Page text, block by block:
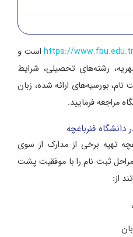
https://www.fbu.edu.trاست و
رشته‌های تحصیلی، شرایط
بورسیه‌های ارائه شده، زبان
مراجعه فرمایید.
دانشگاه فنرباغچه
تهیه برخی از مدارک از سوی
ثبت نام را با موفقیت پشت
از: